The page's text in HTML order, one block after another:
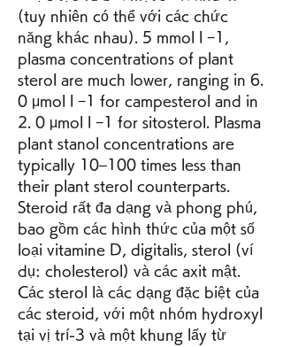
(tuy nhiên có thể với các chức
năng khác nhau). 5 mmol l −1,
plasma concentrations of plant
sterol are much lower, ranging in 6.
0 μmol l −1 for campesterol and in
2. 0 μmol l −1 for sitosterol. Plasma
plant stanol concentrations are
typically 10–100 times less than
their plant sterol counterparts.
Steroid rất đa dạng và phong phú,
bao gồm các hình thức của một số
loại vitamine D, digitalis, sterol (ví
dụ: cholesterol) và các axit mật.
Các sterol là các dạng đặc biệt của
các steroid, với một nhóm hydroxyl
tại vị trí-3 và một khung lấy từ